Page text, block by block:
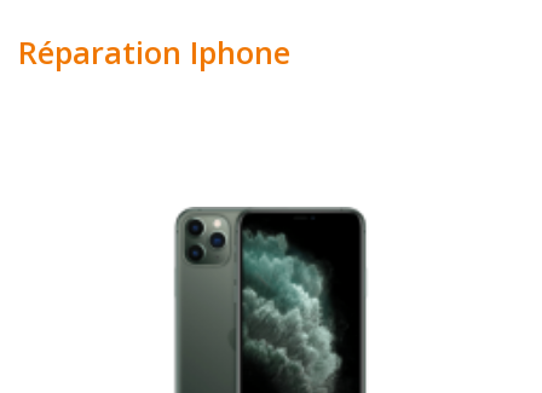
Réparation Iphone